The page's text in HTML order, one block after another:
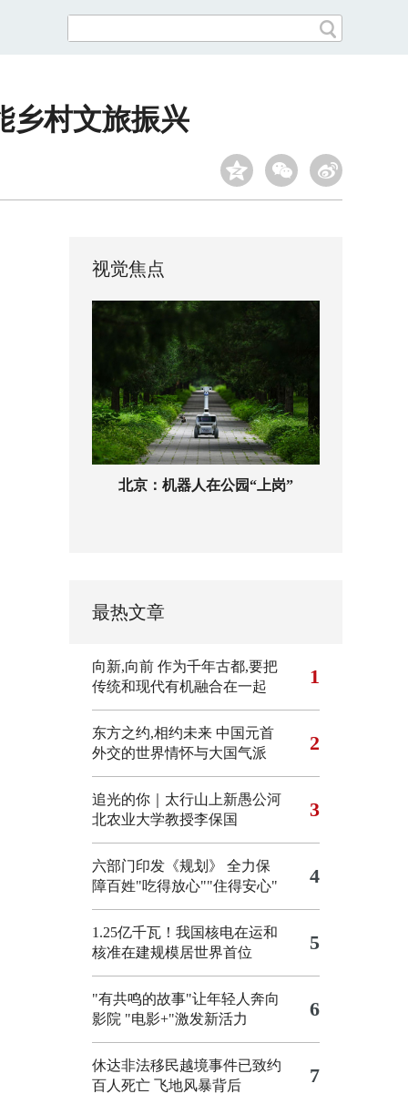
乡村文旅振兴
视觉焦点
北京：机器人在公园“上岗”
最热文章
向新,向前 作为千年古都,要把
传统和现代有机融合在一起
1
东方之约,相约未来 中国元首
外交的世界情怀与大国气派
2
追光的你｜太行山上新愚公河
北农业大学教授李保国
3
六部门印发《规划》 全力保
障百姓"吃得放心""住得安心"
4
1.25亿千瓦！我国核电在运和
核准在建规模居世界首位
5
"有共鸣的故事"让年轻人奔向
影院 "电影+"激发新活力 6
休达非法移民越境事件已致约
百人死亡 飞地风暴背后 7